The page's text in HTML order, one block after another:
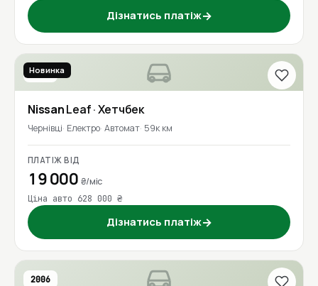
Дізнатись платіж→
2018
Новинка
NissanLeaf· Хетчбек
Чернівці Електро Автомат 59к км
ПЛАТІЖ ВІД
19 000 ₴/міс
Ціна авто 628 000 ₴
Дізнатись платіж→
2006